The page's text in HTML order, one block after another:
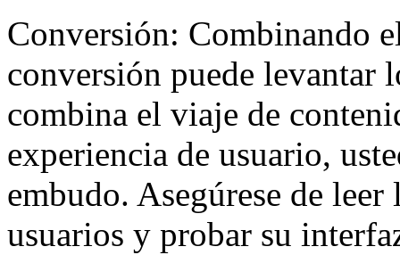
Conversión: Combinando
conversión puede levantar
combina el viaje de
experiencia de usuario,
embudo. Asegúrese de leer
usuarios y probar su